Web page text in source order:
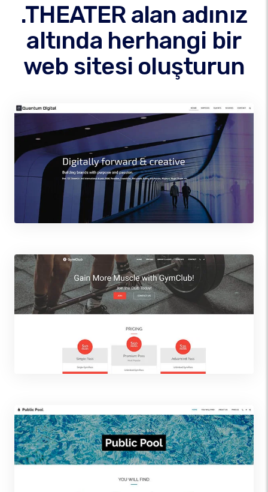
.THEATER alan adınız
altında herhangi bir
web sitesi oluşturun